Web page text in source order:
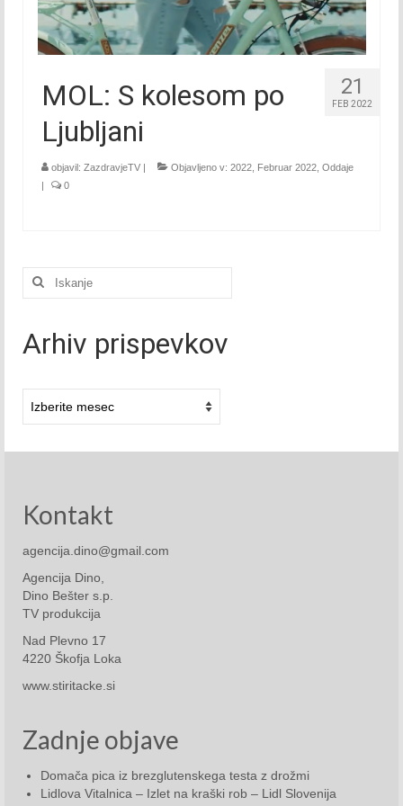
November 2020
Januar 2021
Maj 2021
Junij 2021
Avgust 2021
November 2021
December 2021
2022
Februar 2022
April 2022
Maj 2022
21
FEB 2022
MOL: S kolesom po
Ljubljani
objavil: ZazdravjeTV | Objavljeno v: 2022 Februar 2022 Oddaje
|
0
Išči:
Arhiv prispevkov
Kontakt
agencija.dino@gmail.com
Agencija Dino,
Dino Bešter s.p.
TV produkcija
Nad Plevno 17
4220 Škofja Loka
www.stiritacke.si
Zadnje objave
Domača pica iz brezglutenskega testa z drožmi
Lidlova Vitalnica – Izlet na kraški rob – Lidl Slovenija